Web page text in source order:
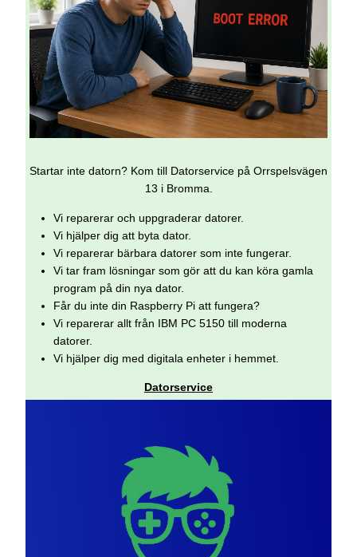
Startar inte datorn? Kom till Datorservice på Orrspelsvägen
13 i Bromma.
Vi reparerar och uppgraderar datorer.
Vi hjälper dig att byta dator.
Vi reparerar bärbara datorer som inte fungerar.
Vi tar fram lösningar som gör att du kan köra gamla
program på din nya dator.
Får du inte din Raspberry Pi att fungera?
Vi reparerar allt från IBM PC 5150 till moderna
datorer.
Vi hjälper dig med digitala enheter i hemmet.
Datorservice